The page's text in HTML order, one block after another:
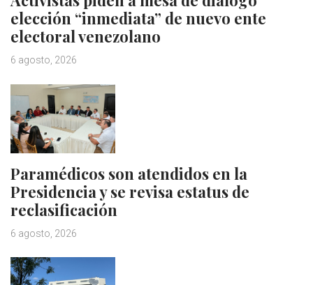
elección “inmediata” de nuevo ente
electoral venezolano
6 agosto, 2026
Paramédicos son atendidos en la
Presidencia y se revisa estatus de
reclasificación
6 agosto, 2026